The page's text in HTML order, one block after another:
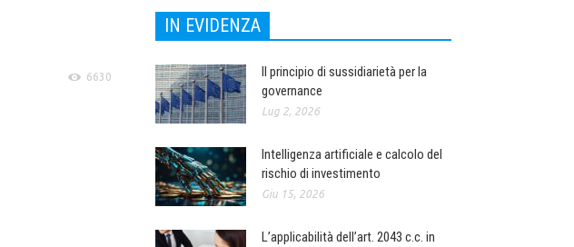
6630
IN EVIDENZA
Il principio di sussidiarietà per la
governance
Lug 2, 2026
Intelligenza artificiale e calcolo del
rischio di investimento
Giu 15, 2026
L’applicabilità dell’art. 2043 c.c. in